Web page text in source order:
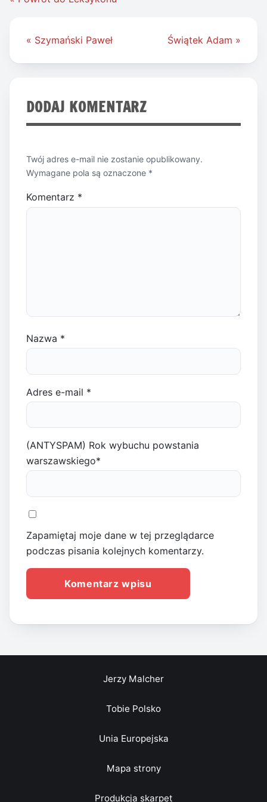
Nawigacja
« Szymański Paweł Świątek Adam »
DODAJ KOMENTARZ
Twój adres e-mail nie zostanie opublikowany.
Wymagane pola są oznaczone *
Komentarz *
Nazwa *
Adres e-mail *
(ANTYSPAM) Rok wybuchu powstania
warszawskiego*
Zapamiętaj moje dane w tej przeglądarce
podczas pisania kolejnych komentarzy.
Jerzy Malcher
Tobie Polsko
Unia Europejska
Mapa strony
Produkcja skarpet